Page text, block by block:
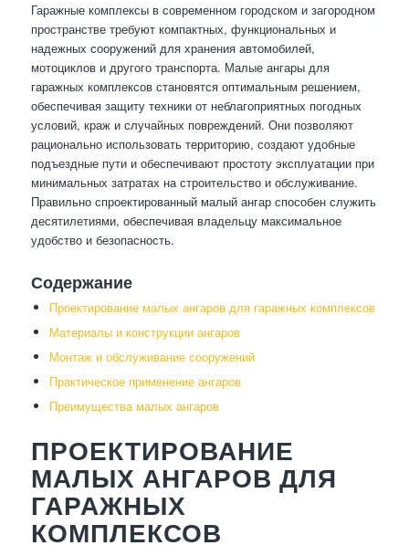
Гаражные комплексы в современном городском и загородном
пространстве требуют компактных, функциональных и
надежных сооружений для хранения автомобилей,
мотоциклов и другого транспорта. Малые ангары для
гаражных комплексов становятся оптимальным решением,
обеспечивая защиту техники от неблагоприятных погодных
условий, краж и случайных повреждений. Они позволяют
рационально использовать территорию, создают удобные
подъездные пути и обеспечивают простоту эксплуатации при
минимальных затратах на строительство и обслуживание.
Правильно спроектированный малый ангар способен служить
десятилетиями, обеспечивая владельцу максимальное
удобство и безопасность.
Содержание
Проектирование малых ангаров для гаражных комплексов
Материалы и конструкции ангаров
Монтаж и обслуживание сооружений
Практическое применение ангаров
Преимущества малых ангаров
ПРОЕКТИРОВАНИЕ
МАЛЫХ АНГАРОВ ДЛЯ
ГАРАЖНЫХ
КОМПЛЕКСОВ